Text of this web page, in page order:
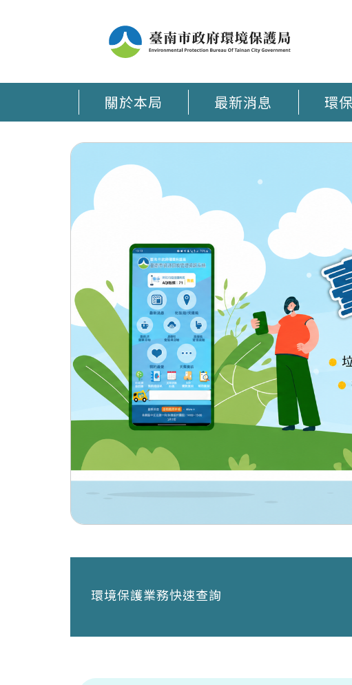
關於本局 最新消息 環
臺南環保通 APP在手 環保大小事時刻掌握 垃圾
環境保護業務快速查詢